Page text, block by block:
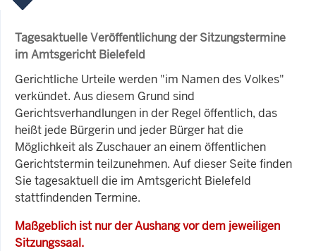
Tagesaktuelle Veröffentlichung der Sitzungstermine
im Amtsgericht Bielefeld
Gerichtliche Urteile werden "im Namen des Volkes"
verkündet. Aus diesem Grund sind
Gerichtsverhandlungen in der Regel öffentlich, das
heißt jede Bürgerin und jeder Bürger hat die
Möglichkeit als Zuschauer an einem öffentlichen
Gerichtstermin teilzunehmen. Auf dieser Seite finden
Sie tagesaktuell die im Amtsgericht Bielefeld
stattfindenden Termine.
Maßgeblich ist nur der Aushang vor dem jeweiligen
Sitzungssaal.